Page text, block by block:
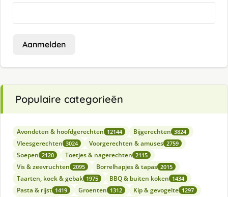
Aanmelden
Populaire categorieën
Avondeten & hoofdgerechten 12144 Bijgerechten 3824
Vleesgerechten 3024 Voorgerechten & amuses 2759
Soepen 2120 Toetjes & nagerechten 2115
Vis & zeevruchten 2095 Borrelhapjes & tapas 2015
Taarten, koek & gebak 1975 BBQ & buiten koken 1434
Pasta & rijst 1419 Groenten 1312 Kip & gevogelte 1297